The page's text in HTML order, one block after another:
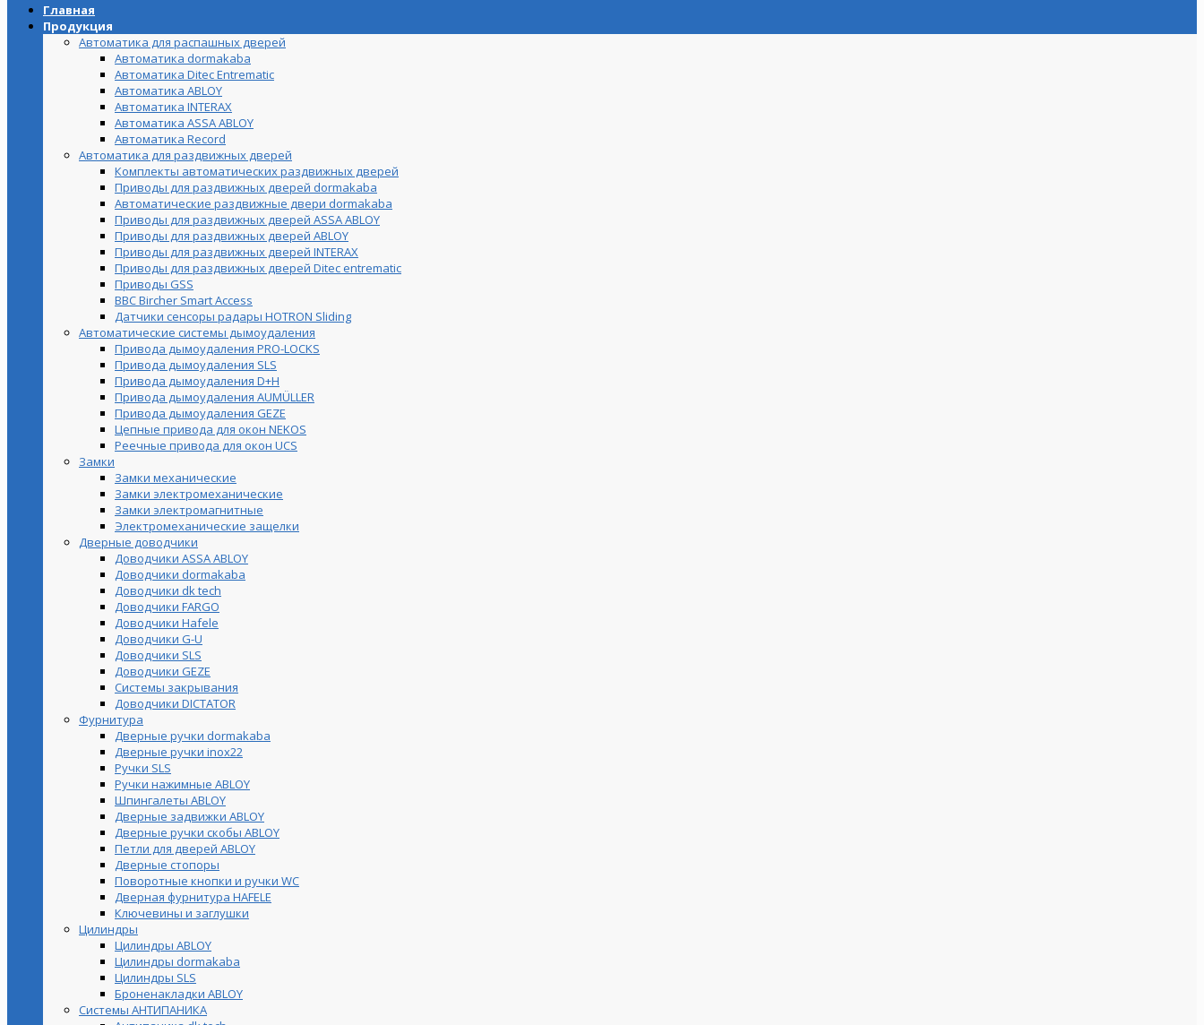
Главная
Продукция
Автоматика для распашных дверей
Автоматика dormakaba
Автоматика Ditec Entrematic
Автоматика ABLOY
Автоматика INTERAX
Автоматика ASSA ABLOY
Автоматика Record
Автоматика для раздвижных дверей
Комплекты автоматических раздвижных дверей
Приводы для раздвижных дверей dormakaba
Автоматические раздвижные двери dormakaba
Приводы для раздвижных дверей ASSA ABLOY
Приводы для раздвижных дверей ABLOY
Приводы для раздвижных дверей INTERAX
Приводы для раздвижных дверей Ditec entrematic
Приводы GSS
BBC Bircher Smart Access
Датчики сенсоры радары HOTRON Sliding
Автоматические системы дымоудаления
Привода дымоудаления PRO-LOCKS
Привода дымоудаления SLS
Привода дымоудаления D+H
Привода дымоудаления AUMÜLLER
Привода дымоудаления GEZE
Цепные привода для окон NEKOS
Реечные привода для окон UСS
Замки
Замки механические
Замки электромеханические
Замки электромагнитные
Электромеханические защелки
Дверные доводчики
Доводчики ASSA ABLOY
Доводчики dormakaba
Доводчики dk tech
Доводчики FARGO
Доводчики Hafele
Доводчики G-U
Доводчики SLS
Доводчики GEZE
Cистемы закрывания
Доводчики DICTATOR
Фурнитура
Дверные ручки dormakaba
Дверные ручки inox22
Ручки SLS
Ручки нажимные ABLOY
Шпингалеты ABLOY
Дверные задвижки ABLOY
Дверные ручки скобы ABLOY
Петли для дверей ABLOY
Дверные стопоры
Поворотные кнопки и ручки WC
Дверная фурнитура HAFELE
Ключевины и заглушки
Цилиндры
Цилиндры ABLOY
Цилиндры dormakaba
Цилиндры SLS
Броненакладки ABLOY
Системы АНТИПАНИКА